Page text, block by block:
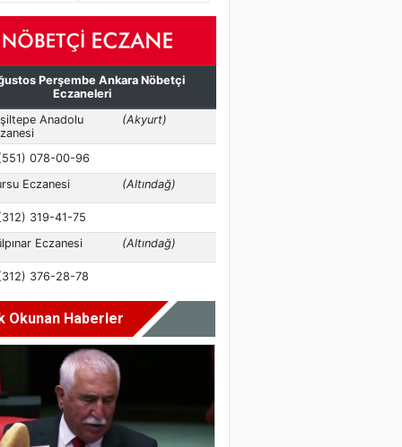
Okunan Haberler